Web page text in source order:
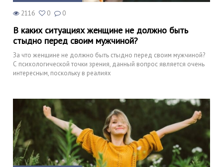
2116 0 0
В каких ситуациях женщине не должно быть
стыдно перед своим мужчиной?
За что женщине не должно быть стыдно перед своим мужчиной?
С психологической точки зрения, данный вопрос является очень
интересным, поскольку в реалиях